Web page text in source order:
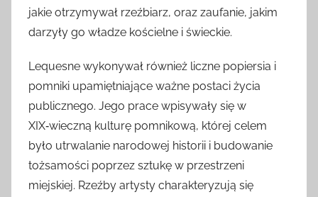
jakie otrzymywał rzeźbiarz, oraz zaufanie, jakim
darzyły go władze kościelne i świeckie.
Lequesne wykonywał również liczne popiersia i
pomniki upamiętniające ważne postaci życia
publicznego. Jego prace wpisywały się w
XIX‑wieczną kulturę pomnikową, której celem
było utrwalanie narodowej historii i budowanie
tożsamości poprzez sztukę w przestrzeni
miejskiej. Rzeźby artysty charakteryzują się